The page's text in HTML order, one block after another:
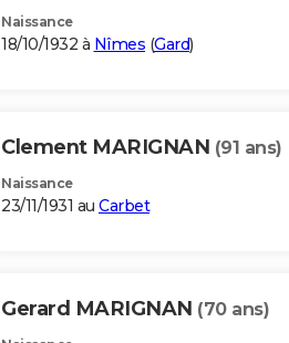
Naissance
18/10/1932 à Nîmes (Gard)
Clement MARIGNAN (91 ans)
Naissance
23/11/1931 au Carbet
Gerard MARIGNAN (70 ans)